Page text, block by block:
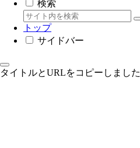
検索
トップ
サイドバー
タイトルとURLをコピーしました